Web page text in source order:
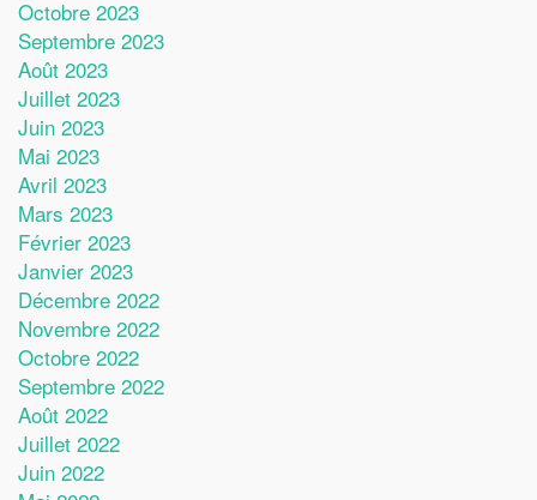
Octobre 2023
Septembre 2023
Août 2023
Juillet 2023
Juin 2023
Mai 2023
Avril 2023
Mars 2023
Février 2023
Janvier 2023
Décembre 2022
Novembre 2022
Octobre 2022
Septembre 2022
Août 2022
Juillet 2022
Juin 2022